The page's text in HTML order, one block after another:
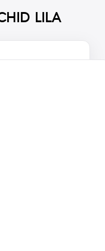
LILA